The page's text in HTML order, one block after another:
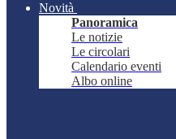
Novità
Panoramica
Le notizie
Le circolari
Calendario eventi
Albo online